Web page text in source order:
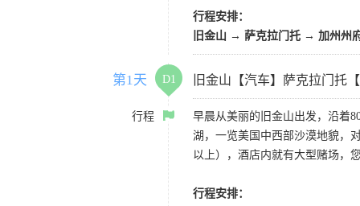
行程安排：
旧金山 → 萨克拉门托 → 加州州
第1天 D1 旧金山【汽车】萨克拉门托
行程
早晨从美丽的旧金山出发，沿着
湖，一览美国中西部沙漠地貌，
以上），酒店内就有大型赌场，
行程安排：